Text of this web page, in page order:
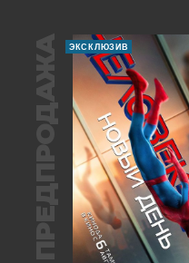
ПРЕДПРОДАЖА ЭКСКЛЮЗИВ